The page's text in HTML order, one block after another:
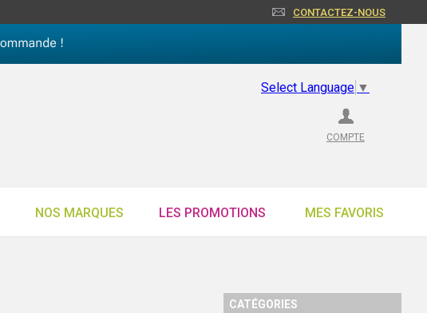
CONTACTEZ-NOUS
Select Language ▼
COMPTE
NOS MARQUES LES PROMOTIONS MES FAVORIS
CATÉGORIES